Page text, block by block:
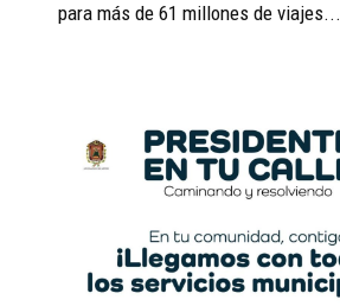
para más de 61 millones de viajes...